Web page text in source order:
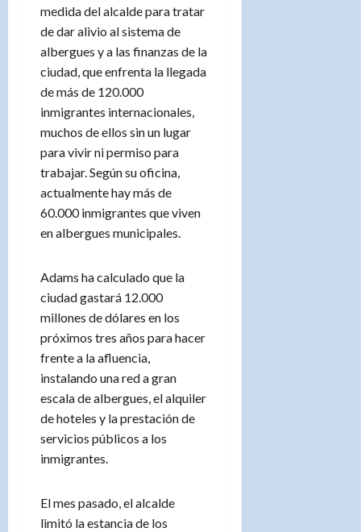
medida del alcalde para tratar
de dar alivio al sistema de
albergues y a las finanzas de la
ciudad, que enfrenta la llegada
de más de 120.000
inmigrantes internacionales,
muchos de ellos sin un lugar
para vivir ni permiso para
trabajar. Según su oficina,
actualmente hay más de
60.000 inmigrantes que viven
en albergues municipales.
Adams ha calculado que la
ciudad gastará 12.000
millones de dólares en los
próximos tres años para hacer
frente a la afluencia,
instalando una red a gran
escala de albergues, el alquiler
de hoteles y la prestación de
servicios públicos a los
inmigrantes.
El mes pasado, el alcalde
limitó la estancia de los